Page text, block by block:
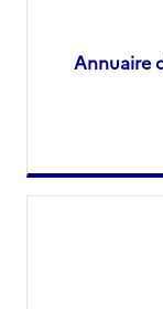
Annuaire